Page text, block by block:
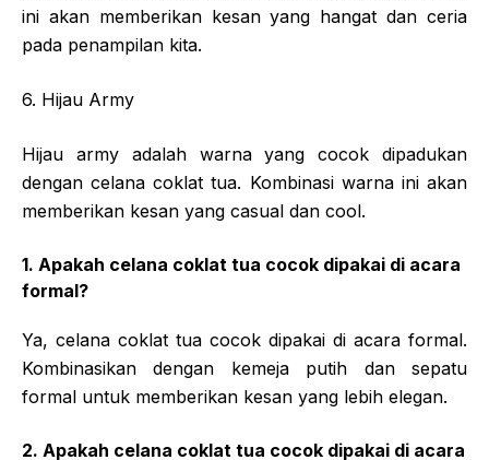
ini akan memberikan kesan yang hangat dan ceria
pada penampilan kita.
6. Hijau Army
Hijau army adalah warna yang cocok dipadukan
dengan celana coklat tua. Kombinasi warna ini akan
memberikan kesan yang casual dan cool.
1. Apakah celana coklat tua cocok dipakai di acara
formal?
Ya, celana coklat tua cocok dipakai di acara formal.
Kombinasikan dengan kemeja putih dan sepatu
formal untuk memberikan kesan yang lebih elegan.
2. Apakah celana coklat tua cocok dipakai di acara